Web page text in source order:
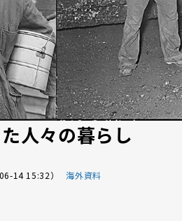
人々の暮らし
14 15:32）
海外資料